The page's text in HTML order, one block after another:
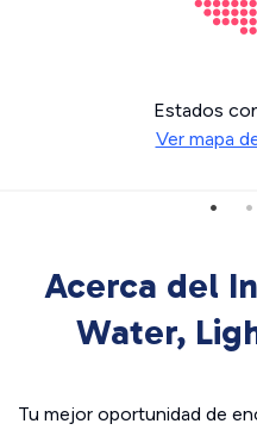
Estados
Ver mapa
Acerca del
Water,
Tu mejor oportunidad de